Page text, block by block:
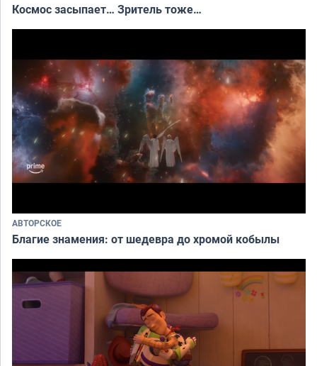
Космос засыпает… Зритель тоже…
АВТОРСКОЕ
Благие знамения: от шедевра до хромой кобылы